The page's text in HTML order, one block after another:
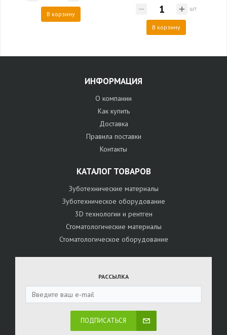
В корзину
шт
В корзину
ИНФОРМАЦИЯ
О компании
Как купить
Доставка
Правила поставки
Контакты
КАТАЛОГ ТОВАРОВ
Зуботехнические материалы
Зуботехническое оборудование
3D технологии и рентген
Стоматологические материалы
Стоматологическое оборудование
РАССЫЛКА
ПОДПИСАТЬСЯ